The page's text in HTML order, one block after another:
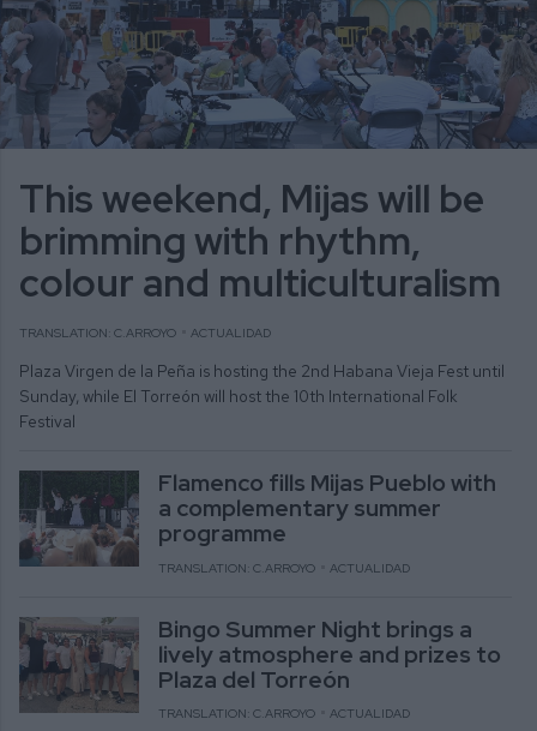
This weekend, Mijas will be
brimming with rhythm,
colour and multiculturalism
TRANSLATION: C.ARROYO ACTUALIDAD
Plaza Virgen de la Peña is hosting the 2nd Habana Vieja Fest until
Sunday, while El Torreón will host the 10th International Folk
Festival
Flamenco fills Mijas Pueblo with
a complementary summer
programme
TRANSLATION: C.ARROYO ACTUALIDAD
Bingo Summer Night brings a
lively atmosphere and prizes to
Plaza del Torreón
TRANSLATION: C.ARROYO ACTUALIDAD